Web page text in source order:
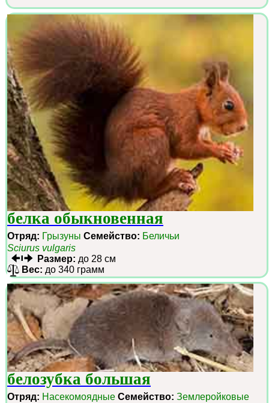
белка обыкновенная
Отряд: Грызуны Семейство: Беличьи
Sciurus vulgaris
Размер: до 28 см
Вес: до 340 грамм
белозубка большая
Отряд: Насекомоядные Семейство: Землеройковые